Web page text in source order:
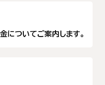
についてご案内します。